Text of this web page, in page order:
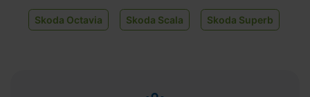
Skoda Octavia Skoda Scala Skoda Superb